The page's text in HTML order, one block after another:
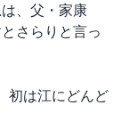
、父・家康
さらりと言っ
初は江にどんど